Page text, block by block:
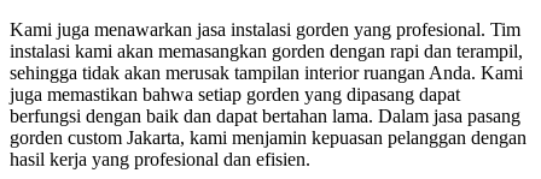
Kami juga menawarkan jasa instalasi gorden yang profesional. Tim
instalasi kami akan memasangkan gorden dengan rapi dan terampil,
sehingga tidak akan merusak tampilan interior ruangan Anda. Kami
juga memastikan bahwa setiap gorden yang dipasang dapat
berfungsi dengan baik dan dapat bertahan lama. Dalam jasa pasang
gorden custom Jakarta, kami menjamin kepuasan pelanggan dengan
hasil kerja yang profesional dan efisien.